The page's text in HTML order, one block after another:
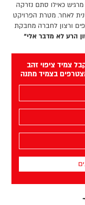
מרגיש כאילו סתם נזרקה
לאחר. מטרת הפרויקט
ורצון לחברה מחבקת
הרע לא מדבר אלי"
צמיד ציפוי זהב
בצמיד מתנה